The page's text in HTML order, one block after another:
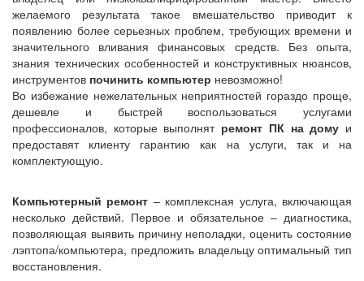
желаемого результата такое вмешательство приводит к
появлению более серьезных проблем, требующих времени и
значительного вливания финансовых средств. Без опыта,
знания технических особенностей и конструктивных нюансов,
инструментов починить компьютер невозможно!
Во избежание нежелательных неприятностей гораздо проще,
дешевле и быстрей воспользоваться услугами
профессионалов, которые выполнят ремонт ПК на дому и
предоставят клиенту гарантию как на услуги, так и на
комплектующую.
Компьютерный ремонт – комплексная услуга, включающая
несколько действий. Первое и обязательное – диагностика,
позволяющая выявить причину неполадки, оценить состояние
лэптопа/компьютера, предложить владельцу оптимальный тип
восстановления.